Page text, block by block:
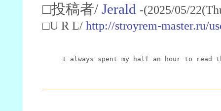
□投稿者/ Jerald -(2025/05/
□U R L/ http://stroyrem-master.ru/
I always spent my half an hour to